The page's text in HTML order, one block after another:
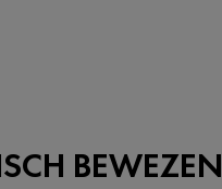
BEWEZEN